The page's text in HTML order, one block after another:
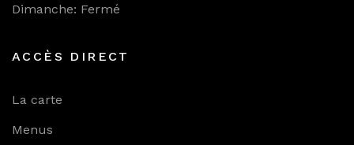
Dimanche: Fermé
ACCÈS DIRECT
La carte
Menus